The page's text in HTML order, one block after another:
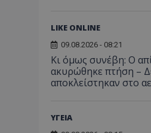
LIKE ONLINE
09.08.2026 - 08:21
Κι όμως συνέβη: Ο
ακυρώθηκε πτήση –
αποκλείστηκαν στο
ΥΓΕΙΑ